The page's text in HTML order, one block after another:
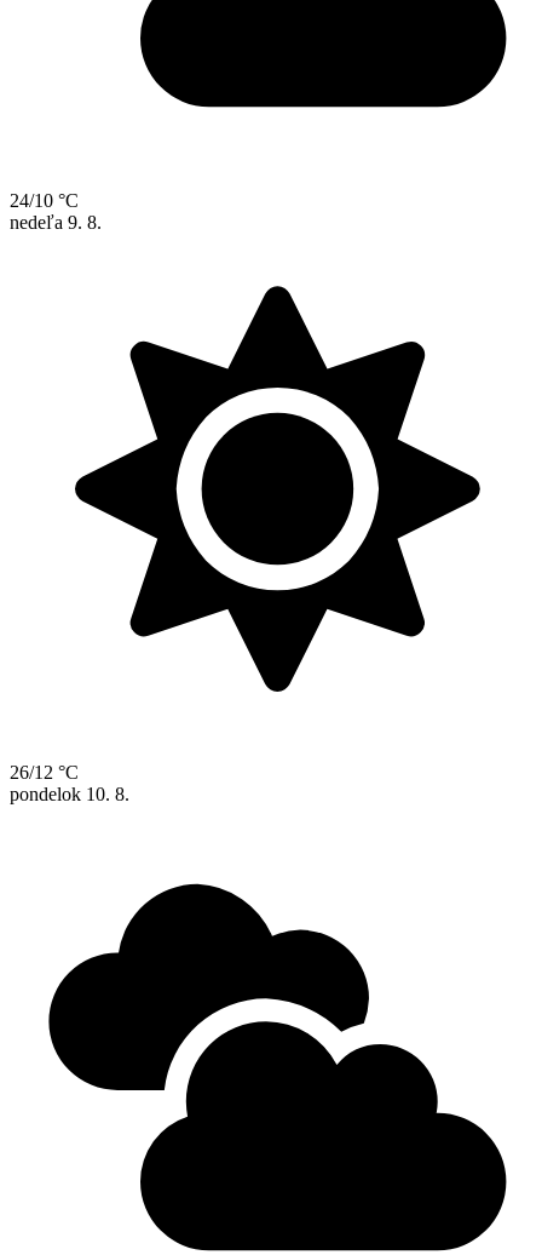
24/10 °C
nedeľa 9. 8.
26/12 °C
pondelok 10. 8.